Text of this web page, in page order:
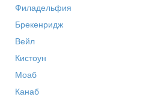
Филадельфия
Брекенридж
Вейл
Кистоун
Моаб
Канаб